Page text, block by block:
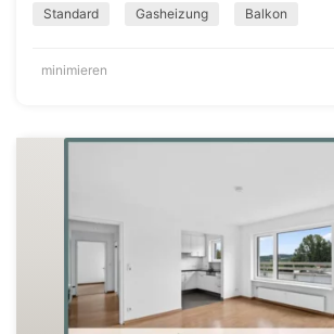
Standard Gasheizung Balkon
minimieren